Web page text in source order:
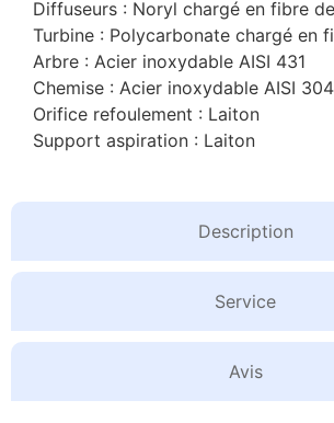
Description
Service
Avis
Diffuseurs : Noryl chargé en fibre
Turbine : Polycarbonate chargé en
Arbre : Acier inoxydable AISI 431
Chemise : Acier inoxydable AISI 304
Orifice refoulement : Laiton
Support aspiration : Laiton